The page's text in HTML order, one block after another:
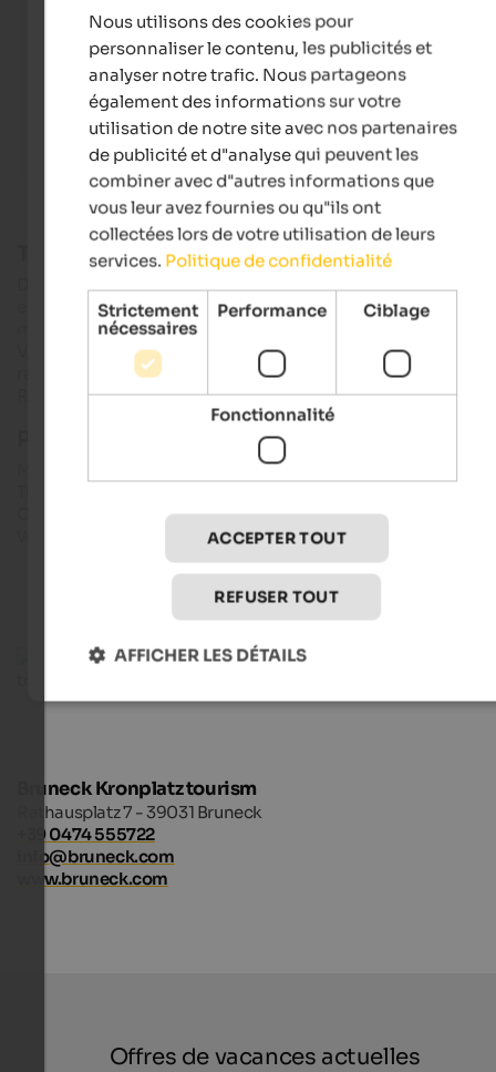
Tourismusverein Bruneck Kronplatz - Harald Wisthaler
Tour en gondole ou randonnée
emmènent directement au sommet de la magnifique
montagne panoramique depuis
Vous pouvez également rejoindre le MMM Corones à pied. La
randonnée dure environ 4-5 heures au départ de St. Vigil, de
Riscone ou d'Valdaora.
Plus d'infos & horaires d'ouverture :
Courriel : corones@messner-mountain-museum.it
Web : messner-mountain-museum.it
Bruneck Kronplatz tourism
Rathausplatz 7 - 39031 Bruneck
+39 0474 555722
info@bruneck.com
www.bruneck.com
Offres de vacances actuelles
Nous utilisons des cookies pour
personnaliser le contenu, les publicités et
analyser notre trafic. Nous partageons
également des informations sur votre
utilisation de notre site avec nos partenaires
de publicité et d"analyse qui peuvent les
combiner avec d"autres informations que
vous leur avez fournies ou qu"ils ont
collectées lors de votre utilisation de leurs
services. Politique de confidentialité
Strictement
nécessaires
Performance Ciblage
Fonctionnalité
ACCEPTER TOUT
REFUSER TOUT
AFFICHER LES DÉTAILS